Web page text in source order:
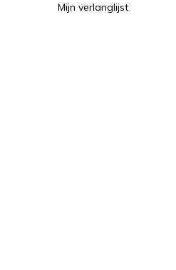
Mijn verlanglijst